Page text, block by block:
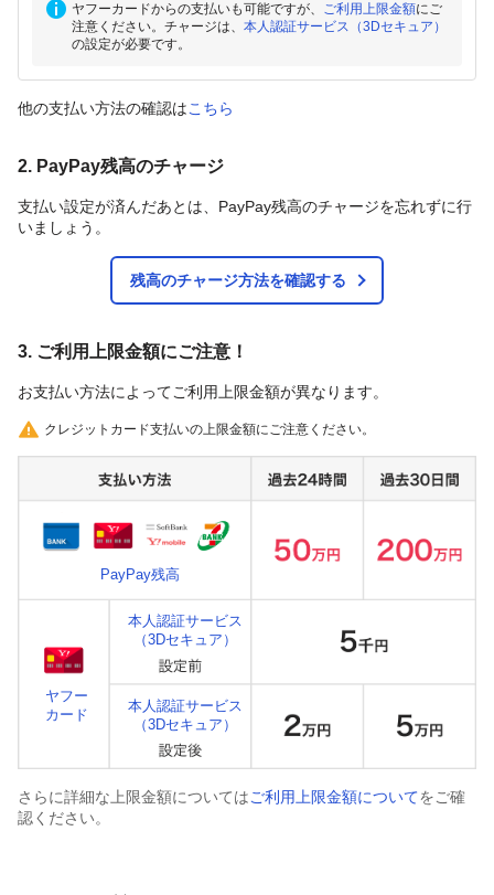
ヤフーカードからの支払いも可能ですが、 ご利用上限金額にご
注意ください。チャージは、 本人認証サービス（3Dセキュア）
の設定が必要です。
他の支払い方法の確認はこちら
2. PayPay残高のチャージ
支払い設定が済んだあとは、PayPay残高のチャージを忘れずに行
いましょう。
残高のチャージ方法を確認する
3. ご利用上限金額にご注意！
お支払い方法によってご利用上限金額が異なります。
クレジットカード支払いの上限金額にご注意ください。
PayPay残高
ヤフー
カード
本人認証サービス
（3Dセキュア）
本人認証サービス
（3Dセキュア）
さらに詳細な上限金額についてはご利用上限金額についてをご確
認ください。